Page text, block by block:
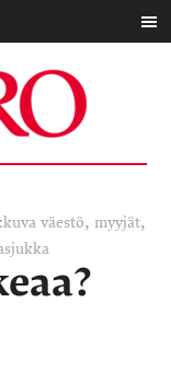
väestö, myyjät,